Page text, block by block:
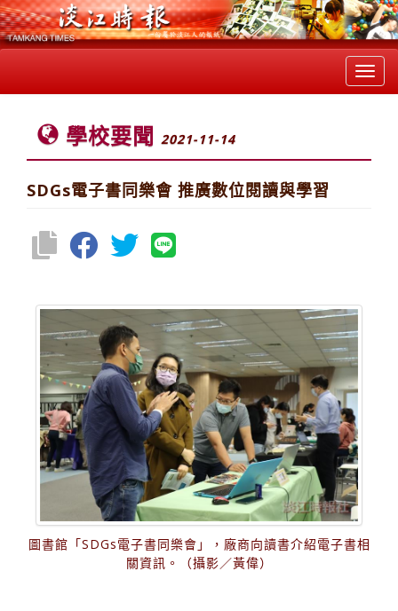
學校要聞 2021-11-14
SDGs電子書同樂會 推廣數位閱讀與學習
圖書館「SDGs電子書同樂會」，廠商向讀書介紹電子書相
關資訊。（攝影／黃偉）